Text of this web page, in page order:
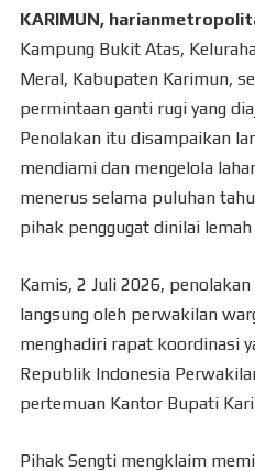
KARIMUN,
Kampung Bukit Atas,
Meral, Kabupaten Karimun,
permintaan ganti rugi yang
Penolakan itu disampaikan
mendiami dan mengelola
menerus selama puluhan
pihak penggugat dinilai
Kamis, 2 Juli 2026,
langsung oleh perwakilan
menghadiri rapat koordinasi
Republik Indonesia
pertemuan Kantor Bupati
Pihak Sengti mengklaim